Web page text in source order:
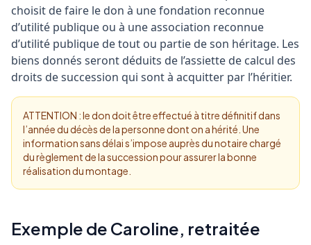
choisit de faire le don à une fondation reconnue
d’utilité publique ou à une association reconnue
d’utilité publique de tout ou partie de son héritage. Les
biens donnés seront déduits de l’assiette de calcul des
droits de succession qui sont à acquitter par l’héritier.
ATTENTION : le don doit être effectué à titre définitif dans
l’année du décès de la personne dont on a hérité. Une
information sans délai s’impose auprès du notaire chargé
du règlement de la succession pour assurer la bonne
réalisation du montage.
Exemple de Caroline, retraitée